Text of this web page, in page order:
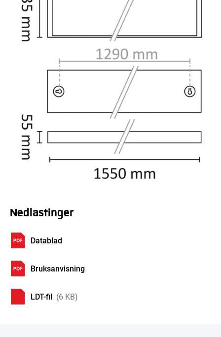
Nedlastinger
Datablad
Bruksanvisning
LDT-fil (6 KB)